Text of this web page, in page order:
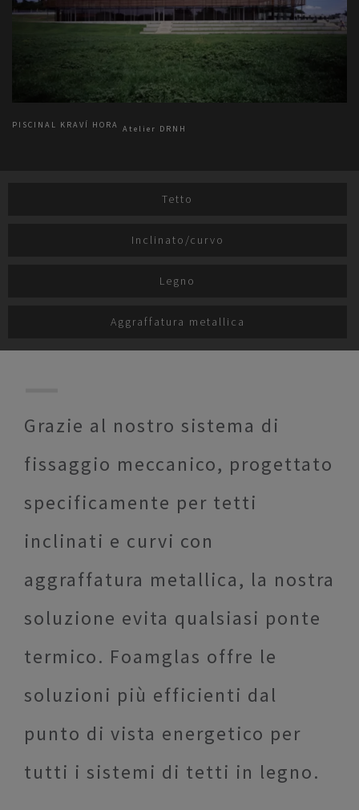
PISCINAL KRAVÍ HORA Atelier DRNH
Tetto
Inclinato/curvo
Legno
Aggraffatura metallica
Grazie al nostro sistema di
fissaggio meccanico, progettato
specificamente per tetti
inclinati e curvi con
aggraffatura metallica, la nostra
soluzione evita qualsiasi ponte
termico. Foamglas offre le
soluzioni più efficienti dal
punto di vista energetico per
tutti i sistemi di tetti in legno.